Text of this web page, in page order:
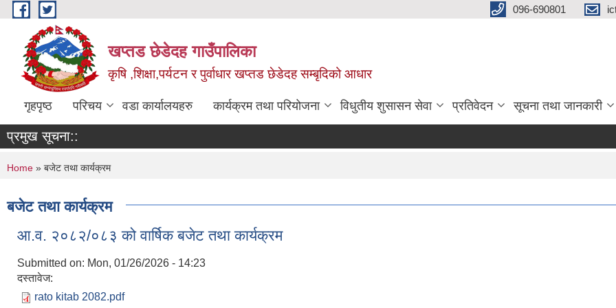
Skip to main content 096-690801
खप्तड छेडेदह गाउँपालिका
कृषि ,शिक्षा,पर्यटन र पुर्वाधार खप्तड छेडेदह सम्बृदिको आधार
गृहपृष्ठ परिचय वडा कार्यालयहरु कार्यक्रम तथा परियोजना विधुतीय शुसासन सेवा प्रतिवेदन सूचना तथा जानकारी
प्रमुख सूचना::
You are here
Home » बजेट तथा कार्यक्रम
बजेट तथा कार्यक्रम
आ.व. २०८२/०८३ को वार्षिक बजेट तथा कार्यक्रम
Submitted on: Mon, 01/26/2026 - 14:23
दस्तावेज:
rato kitab 2082.pdf